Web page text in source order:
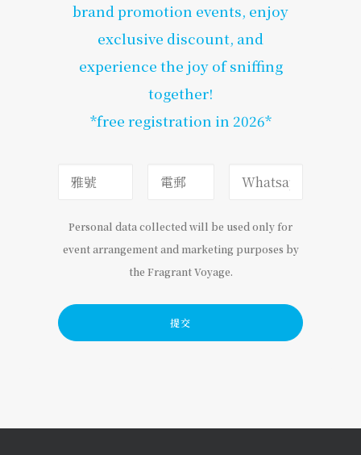
brand promotion events, enjoy
exclusive discount, and
experience the joy of sniffing
together!
*free registration in 2026*
Personal data collected will be used only for
event arrangement and marketing purposes by
the Fragrant Voyage.